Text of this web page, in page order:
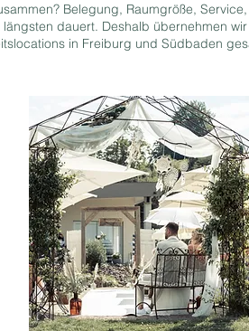
Belegung, Raumgröße,
dauert. Deshalb übernehmen
in Freiburg und Südbaden